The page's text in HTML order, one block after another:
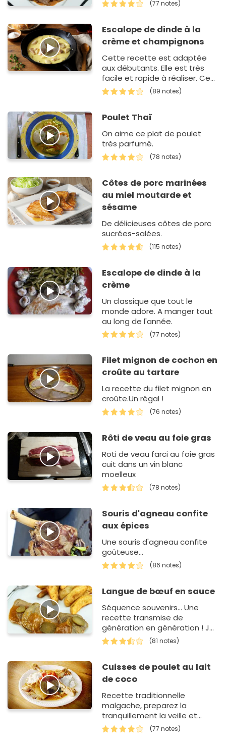
(77 notes)
Escalope de dinde à la
crème et champignons
Cette recette est adaptée
aux débutants. Elle est très
facile et rapide à réaliser. Ces
escalopes à la crème et aux…
(89 notes)
Poulet Thaï
On aime ce plat de poulet
très parfumé.
(78 notes)
Côtes de porc marinées
au miel moutarde et
sésame
De délicieuses côtes de porc
sucrées-salées.
(115 notes)
Escalope de dinde à la
crème
Un classique que tout le
monde adore. A manger tout
au long de l'année.
(77 notes)
Filet mignon de cochon en
croûte au tartare
La recette du filet mignon en
croûte.Un régal !
(76 notes)
Rôti de veau au foie gras
Roti de veau farci au foie gras
cuit dans un vin blanc
moelleux
(78 notes)
Souris d'agneau confite
aux épices
Une souris d'agneau confite
goûteuse...
(86 notes)
Langue de bœuf en sauce
Séquence souvenirs... Une
recette transmise de
génération en génération ! Je
ne sais pas si elle la tenait de
sa famille, ou si elle l'avais
(81 notes)
Cuisses de poulet au lait
de coco
Recette traditionnelle
malgache, preparez la
tranquillement la veille et
rechauffez doucement avant
de servir.
(77 notes)